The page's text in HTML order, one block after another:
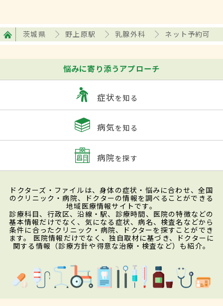
茨城県 野上原駅 乳腺外科 ネット予約可
悩みに寄り添うアプローチ
症状を知る
病気を知る
病院を探す
ドクターズ・ファイルは、身体の症状・悩みに合わせ、全国
のクリニック・病院、ドクターの情報を調べることができる
地域医療情報サイトです。
診療科目、行政区、沿線・駅、診療時間、医院の特徴などの
基本情報だけでなく、気になる症状、病名、検査名などから
条件に合ったクリニック・病院、ドクターを探すことができ
ます。 医院情報だけでなく、独自取材に基づき、ドクターに
関する情報（診療方針や得意な治療・検査など）も紹介。